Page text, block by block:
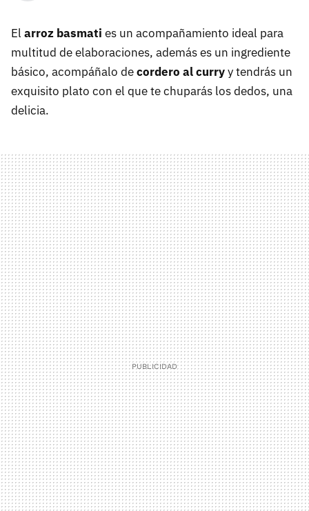
El arroz basmati es un acompañamiento ideal para
multitud de elaboraciones, además es un ingrediente
básico, acompáñalo decordero al curryy tendrás un
exquisito plato con el que te chuparás los dedos, una
delicia.